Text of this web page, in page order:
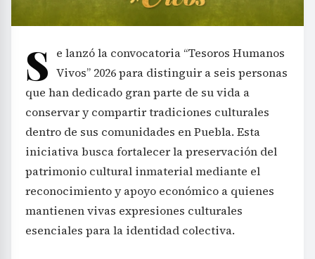
S e lanzó la convocatoria “Tesoros Humanos
Vivos” 2026 para distinguir a seis personas
que han dedicado gran parte de su vida a
conservar y compartir tradiciones culturales
dentro de sus comunidades en Puebla. Esta
iniciativa busca fortalecer la preservación del
patrimonio cultural inmaterial mediante el
reconocimiento y apoyo económico a quienes
mantienen vivas expresiones culturales
esenciales para la identidad colectiva.